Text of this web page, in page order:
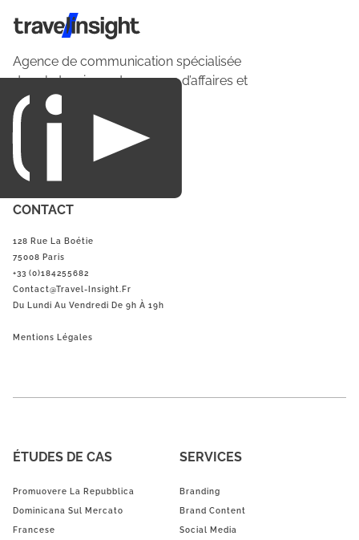
Travel Insight
Agence de communication spécialisée
dans le tourisme du voyage d’affaires et
du loisirs.
CONTACT
128 Rue La Boétie
75008 Paris
+33 (0)184255682
Contact@Travel-Insight.fr
Du Lundi Au Vendredi De 9h À 19h
Mentions Légales
ÉTUDES DE CAS
Promuovere La Repubblica
Dominicana Sul Mercato
Francese
SERVICES
Branding
Brand Content
Social Media